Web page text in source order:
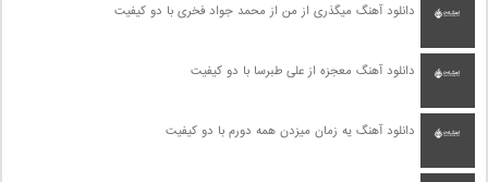
دانلود آهنگ میگذری از من از محمد جواد فخری با دو کیفیت
دانلود آهنگ معجزه از علی طبرسا با دو کیفیت
دانلود آهنگ یه زمان میزدن همه دورم با دو کیفیت